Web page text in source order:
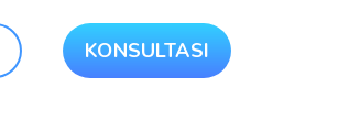
KONSULTASI